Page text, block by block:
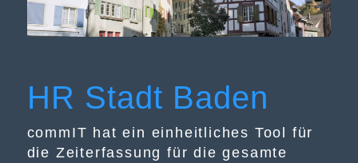
HR Stadt Baden
commIT hat ein einheitliches Tool für
die Zeiterfassung für die gesamte